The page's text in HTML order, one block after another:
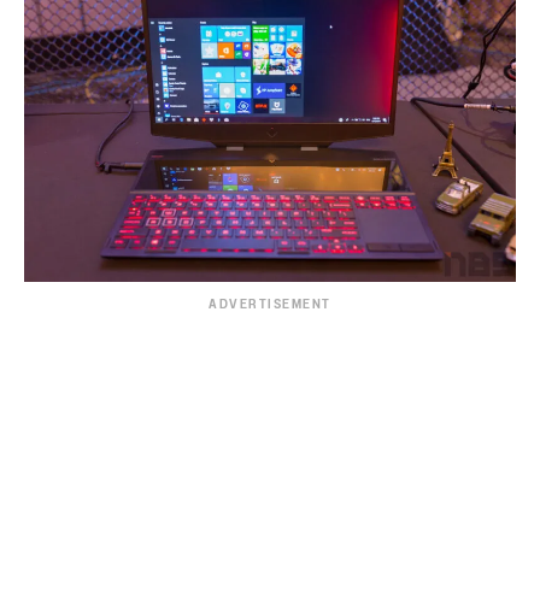
ADVERTISEMENT